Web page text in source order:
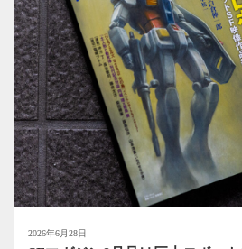
2026年6月28日